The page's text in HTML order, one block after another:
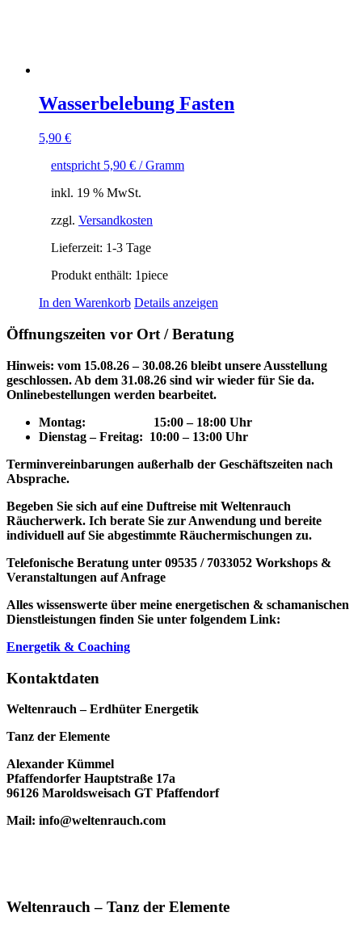
Wasserbelebung Fasten
5,90 €
entspricht 5,90 € / Gramm
inkl. 19 % MwSt.
zzgl. Versandkosten
Lieferzeit: 1-3 Tage
Produkt enthält: 1piece
In den Warenkorb Details anzeigen
Öffnungszeiten vor Ort / Beratung
Hinweis: vom 15.08.26 – 30.08.26 bleibt unsere Ausstellung
geschlossen. Ab dem 31.08.26 sind wir wieder für Sie da.
Onlinebestellungen werden bearbeitet.
Montag: 15:00 – 18:00 Uhr
Dienstag – Freitag: 10:00 – 13:00 Uhr
Terminvereinbarungen außerhalb der Geschäftszeiten nach
Absprache.
Begeben Sie sich auf eine Duftreise mit Weltenrauch
Räucherwerk. Ich berate Sie zur Anwendung und bereite
individuell auf Sie abgestimmte Räuchermischungen zu.
Telefonische Beratung unter 09535 / 7033052 Workshops &
Veranstaltungen auf Anfrage
Alles wissenswerte über meine energetischen & schamanischen
Dienstleistungen finden Sie unter folgendem Link:
Energetik & Coaching
Kontaktdaten
Weltenrauch – Erdhüter Energetik
Tanz der Elemente
Alexander Kümmel
Pfaffendorfer Hauptstraße 17a
96126 Maroldsweisach GT Pfaffendorf
Mail: info@weltenrauch.com
Weltenrauch – Tanz der Elemente